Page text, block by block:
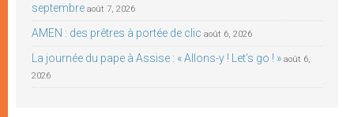
septembre août 7, 2026
AMEN : des prêtres à portée de clic août 6, 2026
La journée du pape à Assise : « Allons-y ! Let’s go ! » août 6,
2026